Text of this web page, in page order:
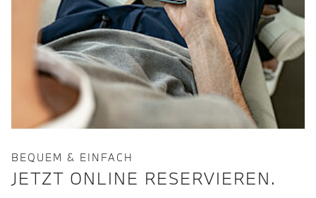
BEQUEM & EINFACH
JETZT ONLINE RESERVIEREN.